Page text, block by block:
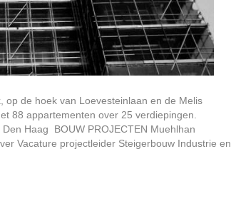
op de hoek van Loevesteinlaan en de Melis
88 appartementen over 25 verdiepingen.
Haag BOUW PROJECTEN Muehlhan
Vacature projectleider Steigerbouw Industrie en